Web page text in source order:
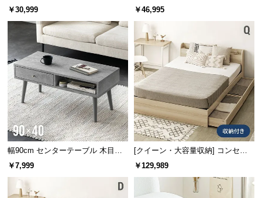
情
報
ンターテーブル
￥30,999
ングセット 大理石調 4人掛け
￥46,995
幅90cm センターテーブル 木目調/
モルタル調
￥7,999
[クイーン・大容量収納] コンセン
ト機能付きベッド ユーロトップマ
￥129,989